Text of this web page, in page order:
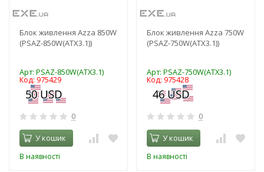
Блок живлення Azza 850W
(PSAZ-850W(ATX3.1))
Арт: PSAZ-850W(ATX3.1)
Код: 975429
0
У кошик
В наявності
Блок живлення Azza 750W
(PSAZ-750W(ATX3.1))
Арт: PSAZ-750W(ATX3.1)
Код: 975428
0
У кошик
В наявності